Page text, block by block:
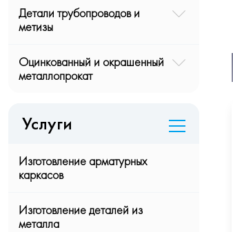
Детали трубопроводов и
метизы
Оцинкованный и окрашенный
металлопрокат
Услуги
Изготовление арматурных
каркасов
Изготовление деталей из
металла